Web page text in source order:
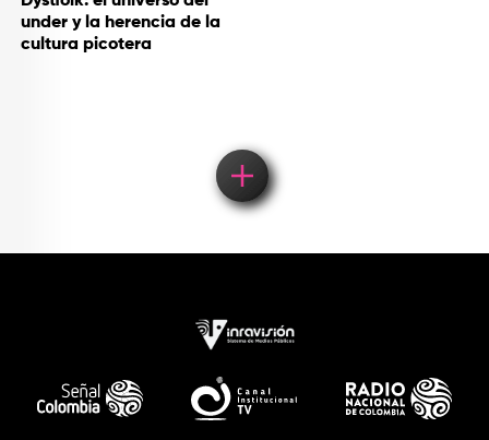
under y la herencia de la
cultura picotera